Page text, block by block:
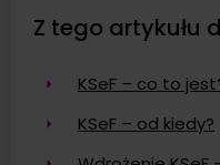
Z tego artykułu
KSeF – co to
KSeF – od kiedy?